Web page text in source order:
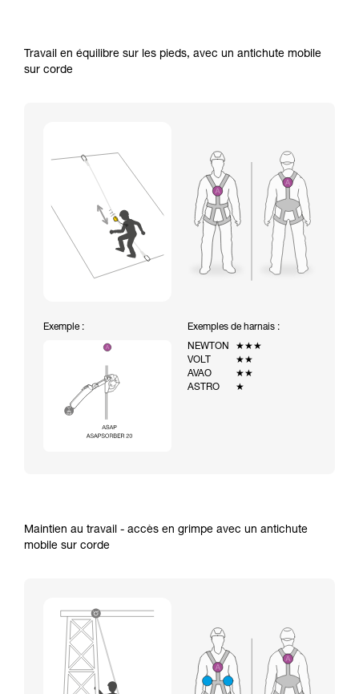
Travail en équilibre sur les pieds, avec un antichute mobile
sur corde
Exemple :
Exemples de harnais :
NEWTON
★★★
VOLT
★★
AVAO
★★
ASTRO
★
Maintien au travail - accès en grimpe avec un antichute
mobile sur corde